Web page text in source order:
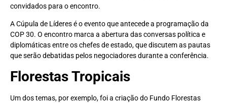
convidados para o encontro.
A Cúpula de Líderes é o evento que antecede a programação da
COP 30. O encontro marca a abertura das conversas política e
diplomáticas entre os chefes de estado, que discutem as pautas
que serão debatidas pelos negociadores durante a conferência.
Florestas Tropicais
Um dos temas, por exemplo, foi a criação do Fundo Florestas